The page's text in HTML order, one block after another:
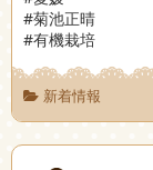
#菊池正晴
#有機栽培
新着情報